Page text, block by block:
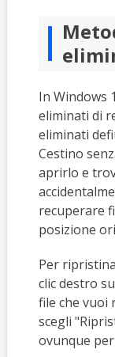
In Windows
eliminati di
eliminati
Cestino
aprirlo e
recuperare
posizione
Per
clic destro
file che vuoi
scegli
ovunque